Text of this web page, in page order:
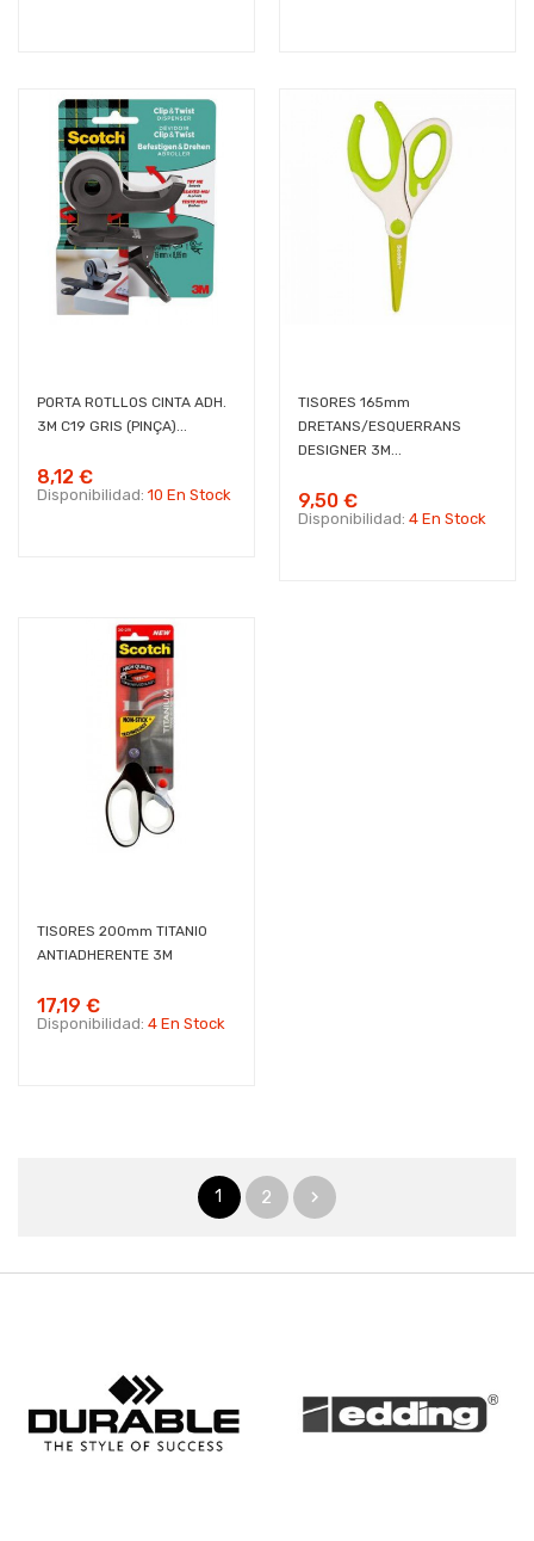
PORTA ROTLLOS CINTA ADH.
3M C19 GRIS (PINÇA)...
8,12 €
Disponibilidad: 10 En Stock
TISORES 165mm
DRETANS/ESQUERRANS
DESIGNER 3M...
9,50 €
Disponibilidad: 4 En Stock
TISORES 200mm TITANIO
ANTIADHERENTE 3M
17,19 €
Disponibilidad: 4 En Stock
1 2 